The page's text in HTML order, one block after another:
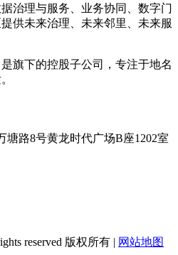
治理与服务、业务协同、数字门
供未来治理、未来邻里、未来服
旗下的控股子公司，专注于地名
塘路8号黄龙时代广场B座1202室
reserved 版权所有 | 网站地图